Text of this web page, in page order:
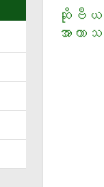
စ္ ထိုး ရ ေတာ့ မယ့္ လက္ရွိ ခ်
စ ပြ န္ဆာ စာခ်ဳပ္ကို မ
င္းတို႔ ကြင္း သြင္း ျခ
စားသုံးႏိုင္ေသာအစားအစာ
ဆိုဗီယ
အာကာ